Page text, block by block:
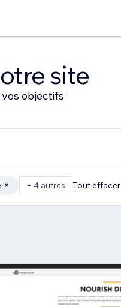
site
objectifs
+ 4 autres Tout effacer